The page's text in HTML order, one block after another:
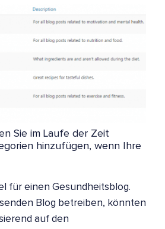
Sie im Laufe der Zeit
hinzufügen, wenn Ihre
für einen Gesundheitsblog.
Blog betreiben, könnten
auf den